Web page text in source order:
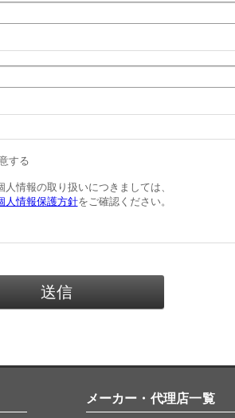
する
人情報の取り扱いにつきましては、
人情報保護方針をご確認ください。
メーカー・代理店一覧